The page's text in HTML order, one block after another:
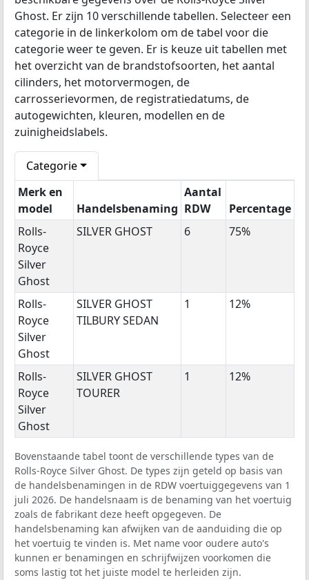
Ghost. Er zijn 10 verschillende tabellen. Selecteer een
categorie in de linkerkolom om de tabel voor die
categorie weer te geven. Er is keuze uit tabellen met
het overzicht van de brandstofsoorten, het aantal
cilinders, het motorvermogen, de
carrosserievormen, de registratiedatums, de
autogewichten, kleuren, modellen en de
zuinigheidslabels.
Categorie
Merk en
model
Handelsbenaming
Aantal
RDW
Percentage
Rolls-
Royce
Silver
Ghost
SILVER GHOST 6 75%
Rolls-
Royce
Silver
Ghost
SILVER GHOST
TILBURY SEDAN
1 12%
Rolls-
Royce
Silver
Ghost
SILVER GHOST
TOURER
1 12%
Bovenstaande tabel toont de verschillende types van de
Rolls-Royce Silver Ghost. De types zijn geteld op basis van
de handelsbenamingen in de RDW voertuiggegevens van 1
juli 2026. De handelsnaam is de benaming van het voertuig
zoals de fabrikant deze heeft opgegeven. De
handelsbenaming kan afwijken van de aanduiding die op
het voertuig te vinden is. Met name voor oudere auto's
kunnen er benamingen en schrijfwijzen voorkomen die
soms lastig tot het juiste model te herleiden zijn.